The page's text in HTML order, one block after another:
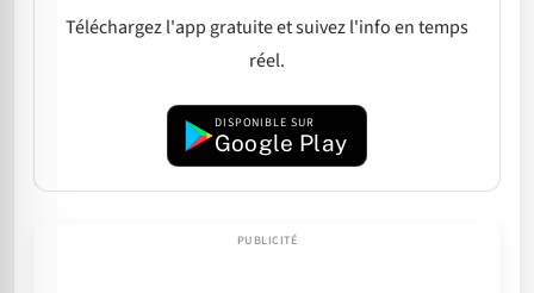
Téléchargez l'app gratuite et suivez l'info en temps
réel.
DISPONIBLE SUR
Google Play